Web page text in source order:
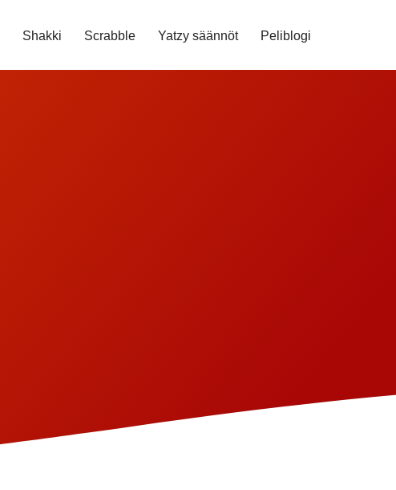
Shakki Scrabble Yatzy säännöt Peliblogi